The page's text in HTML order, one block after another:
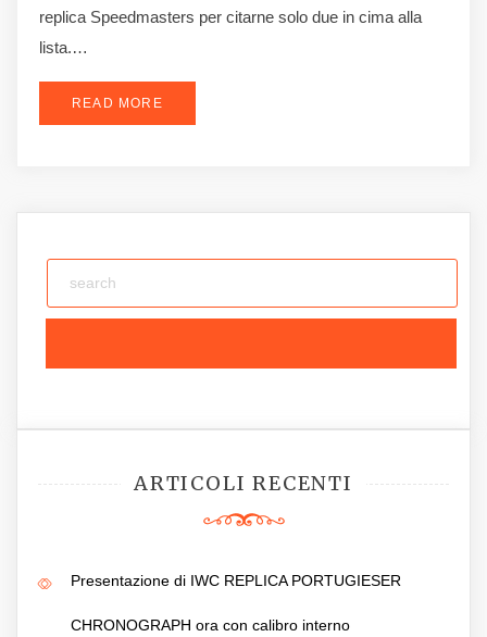
replica Speedmasters per citarne solo due in cima alla
lista.…
READ MORE
ARTICOLI RECENTI
Presentazione di IWC REPLICA PORTUGIESER
CHRONOGRAPH ora con calibro interno